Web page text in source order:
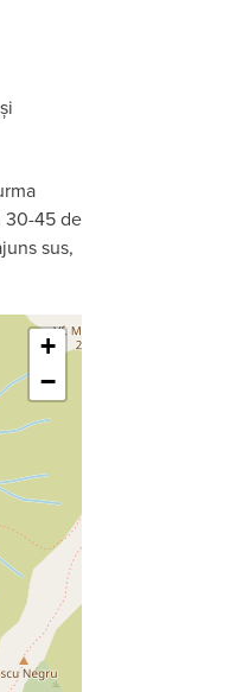
30-45 de
sus,
+
−